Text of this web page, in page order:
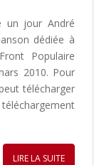
un jour André
dédiée à
Populaire
2010. Pour
télécharger
LIRE LA SUITE